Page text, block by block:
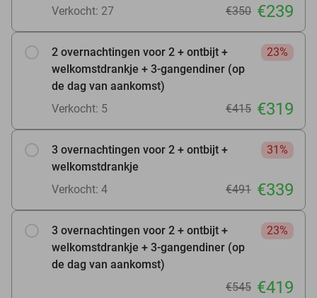
Verkocht: 27 €350 €239
2 overnachtingen voor 2 + ontbijt +
welkomstdrankje + 3-gangendiner (op
de dag van aankomst)
23%
Verkocht: 5 €415 €319
3 overnachtingen voor 2 + ontbijt +
welkomstdrankje
31%
Verkocht: 4 €491 €339
3 overnachtingen voor 2 + ontbijt +
welkomstdrankje + 3-gangendiner (op
de dag van aankomst)
23%
€545 €419